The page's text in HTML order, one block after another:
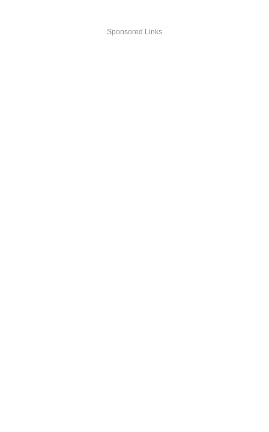
Sponsored Links